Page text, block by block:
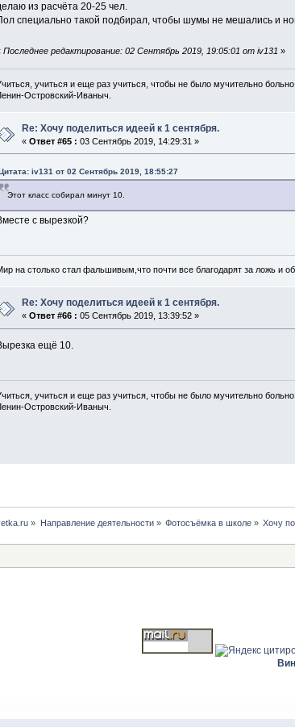
из расчёта 20-25 чел.
специально такой подбирал, чтобы шумы не мешались и
Последнее редактирование: 02 Сентябрь 2019, 19:05:01 от iv131 »
учиться и еще раз учиться, чтобы не было мучительно
Островский-Иваныч.
Re: Хочу поделиться идеей к 1 сентября.
«Ответ #65 : 03 Сентябрь 2019, 14:29:31 »
iv131 от 02 Сентябрь 2019, 18:55:27
Этот класс собирал минут 10.
с вырезкой?
на столько стал фальшивым,что почти все благодарят за ложь и
Re: Хочу поделиться идеей к 1 сентября.
«Ответ #66 : 05 Сентябрь 2019, 13:39:52 »
ещё 10.
учиться и еще раз учиться, чтобы не было мучительно
Островский-Иваныч.
» Направление деятельности» Фотосъёмка в школе » Хочу